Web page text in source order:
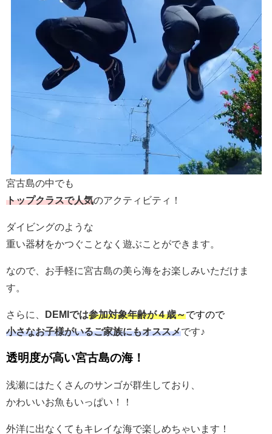
宮古島の中でも
トップクラスで人気のアクティビティ！
ダイビングのような
重い器材をかつぐことなく遊ぶことができます。
なので、お手軽に宮古島の美ら海をお楽しみいただけま
す。
さらに、 DEMIでは参加対象年齢が４歳～ですので
小さなお子様がいるご家族にもオススメです♪
透明度が高い宮古島の海！
浅瀬にはたくさんのサンゴが群生しており、
かわいいお魚もいっぱい！！
外洋に出なくてもキレイな海で楽しめちゃいます！